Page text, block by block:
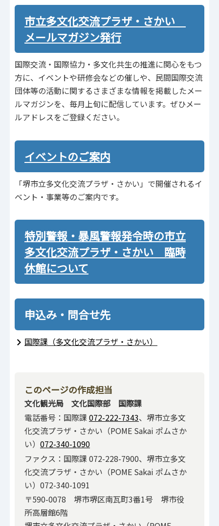
市立多文化交流プラザ・さかい
メールマガジン発行
国際交流・国際協力・多文化共生の推進に関心をもつ
方に、イベントや研修会などの催しや、民間国際交流
団体等の活動に関するさまざまな情報を掲載したメー
ルマガジンを、毎月上旬に配信しています。ぜひメー
ルアドレスをご登録ください。
イベントのご案内
「堺市立多文化交流プラザ・さかい」で開催されるイ
ベント・事業等のご案内です。
特別警報・暴風警報発令時の市立
多文化交流プラザ・さかい 臨時
休館について
申込み・問合せ先
国際課（多文化交流プラザ・さかい）
このページの作成担当
文化観光局 文化国際部 国際課
電話番号：国際課 072-222-7343、堺市立多文
化交流プラザ・さかい（POME Sakai ポムさか
い） 072-340-1090
ファクス：国際課 072-228-7900、堺市立多文
化交流プラザ・さかい（POME Sakai ポムさか
い）072-340-1091
〒590-0078 堺市堺区南瓦町3番1号 堺市役
所高層館6階